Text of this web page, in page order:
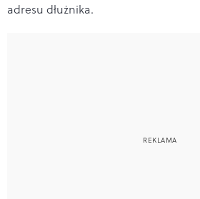
adresu dłużnika.